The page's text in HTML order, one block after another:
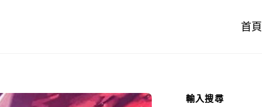
首頁
輸入搜尋